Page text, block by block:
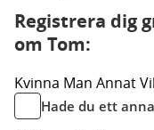
Registrera dig
om Tom:
Kvinna Man Annat
Hade du ett